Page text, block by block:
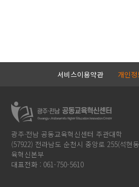
서비스이용약관 개인
광주·전남 공동교육혁신센터 주관대학
(57922) 전라남도 순천시 중앙로 255(석현
육혁신본부
대표전화 : 061-750-5610